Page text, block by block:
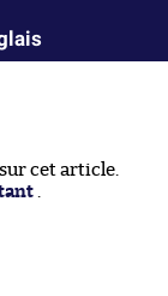
cet article.
.